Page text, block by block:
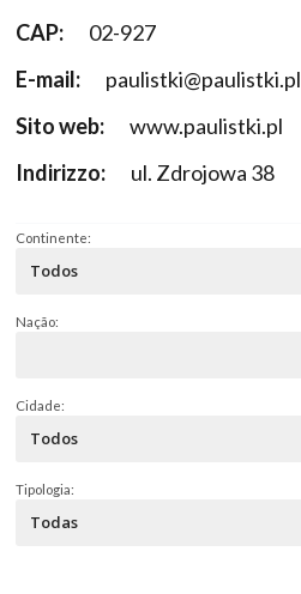
CAP:
02-927
E-mail:
paulistki@paulistki.pl
Sito web:
www.paulistki.pl
Indirizzo:
ul. Zdrojowa 38
Continente:
Nação:
Cidade:
Tipologia: